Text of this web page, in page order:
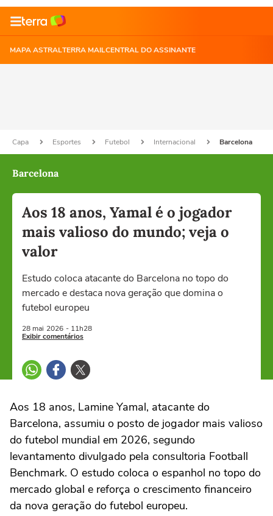
MAPA ASTRALTERRA MAILCENTRAL DO ASSINANTE
Capa Esportes Futebol Internacional Barcelona
Barcelona
Aos 18 anos, Yamal é o jogador
mais valioso do mundo; veja o
valor
Estudo coloca atacante do Barcelona no topo do
mercado e destaca nova geração que domina o
futebol europeu
28 mai 2026 - 11h28
Exibir comentários
Aos 18 anos, Lamine Yamal, atacante do
Barcelona, assumiu o posto de jogador mais valioso
do futebol mundial em 2026, segundo
levantamento divulgado pela consultoria Football
Benchmark. O estudo coloca o espanhol no topo do
mercado global e reforça o crescimento financeiro
da nova geração do futebol europeu.